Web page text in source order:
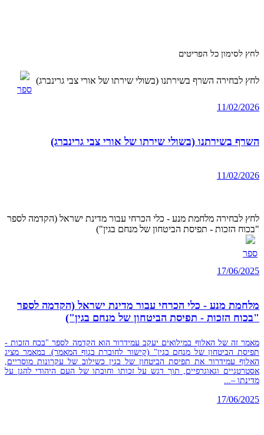
לחץ לסימון כל הפריטים
לחץ לבחירה השרף בשירתנו (בשולי שירתו של אורי צבי גרינברג)
ספר
11/02/2026
השרף בשירתנו (בשולי שירתו של אורי צבי גרינברג)
11/02/2026
לחץ לבחירה מלחמת מנע - כלי הכרחי עבור מדינת ישראל (הקדמה לספר
"בכוח הזכות - תפיסת הביטחון של מנחם בגין")
ספר
17/06/2025
מלחמת מנע - כלי הכרחי עבור מדינת ישראל (הקדמה לספר
"בכוח הזכות - תפיסת הביטחון של מנחם בגין")
מאמר זה של האלוף במילואים יעקב עמידרור הוא הקדמה לספר "בכח הזכות -
תפיסת הביטחון של מנחם בגין" (קישור לחוברת בגוף המאמר). במאמר מציג
האלוף עמידרור את תפיסת הביטחון של בגין כשילוב של עקרונות מוסריים,
אסטרטגיים וגאוגרפיים, תוך דגש על זכותו וחובתו של העם היהודי להגן על
מדינתו –...
17/06/2025